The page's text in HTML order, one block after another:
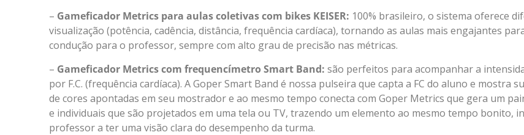
– Gameficador Metrics para aulas coletivas com bikes KEISER: 100% brasileiro, o sistema oferece
visualização (potência, cadência, distância, frequência cardíaca), tornando as aulas mais engajantes
condução para o professor, sempre com alto grau de precisão nas métricas.
– Gameficador Metrics com frequencímetro Smart Band: são perfeitos para acompanhar a
por F.C. (frequência cardíaca). A Goper Smart Band é nossa pulseira que capta a FC do aluno e mostra
de cores apontadas em seu mostrador e ao mesmo tempo conecta com Goper Metrics que gera um
e individuais que são projetados em uma tela ou TV, trazendo um elemento ao mesmo tempo bonito,
professor a ter uma visão clara do desempenho da turma.